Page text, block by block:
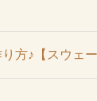
方♪【スウェー